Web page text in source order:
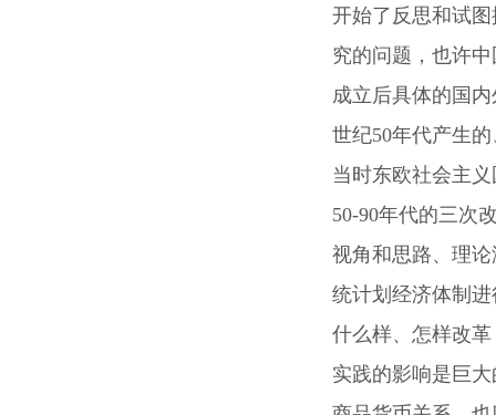
开始了反思和试
究的问题，也许
成立后具体的国
世纪50年代产生
当时东欧社会主
50-90年代的三次
视角和思路、理
统计划经济体制
什么样、怎样改
实践的影响是巨